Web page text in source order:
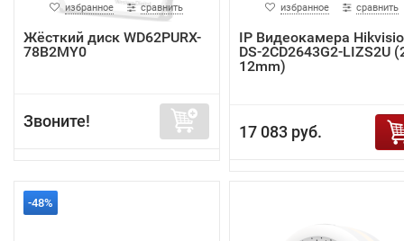
избранное сравнить
Жёсткий диск WD62PURX-
78B2MY0
Звоните!
избранное сравнить
IP Видеокамера
DS-2CD2643G2-LIZS2U
12mm)
17 083 руб.
-48%